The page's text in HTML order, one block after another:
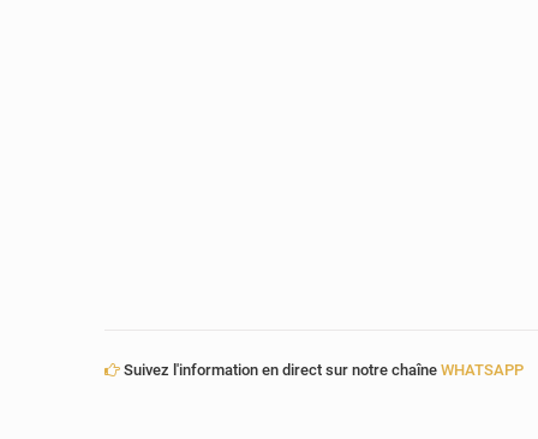
Suivez l'information en direct sur notre chaîne WHATSAPP